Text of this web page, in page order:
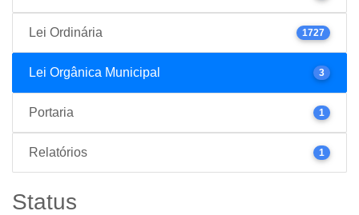
Lei Ordinária 1727
Lei Orgânica Municipal 3
Portaria 1
Relatórios 1
Status